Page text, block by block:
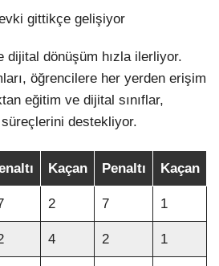
gittikçe gelişiyor
dijital dönüşüm hızla ilerliyor.
öğrencilere her yerden erişim
eğitim ve dijital sınıflar,
destekliyor.
Kaçan Penaltı Kaçan
2 7 1
4 2 1